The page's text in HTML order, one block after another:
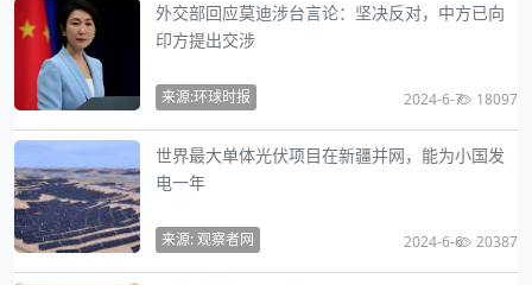
外交部回应莫迪涉台言论：坚决反对，中方已向
印方提出交涉
来源:环球时报 2024-6-7 18097
世界最大单体光伏项目在新疆并网，能为小国发
电一年
来源: 观察者网 2024-6-6 20387